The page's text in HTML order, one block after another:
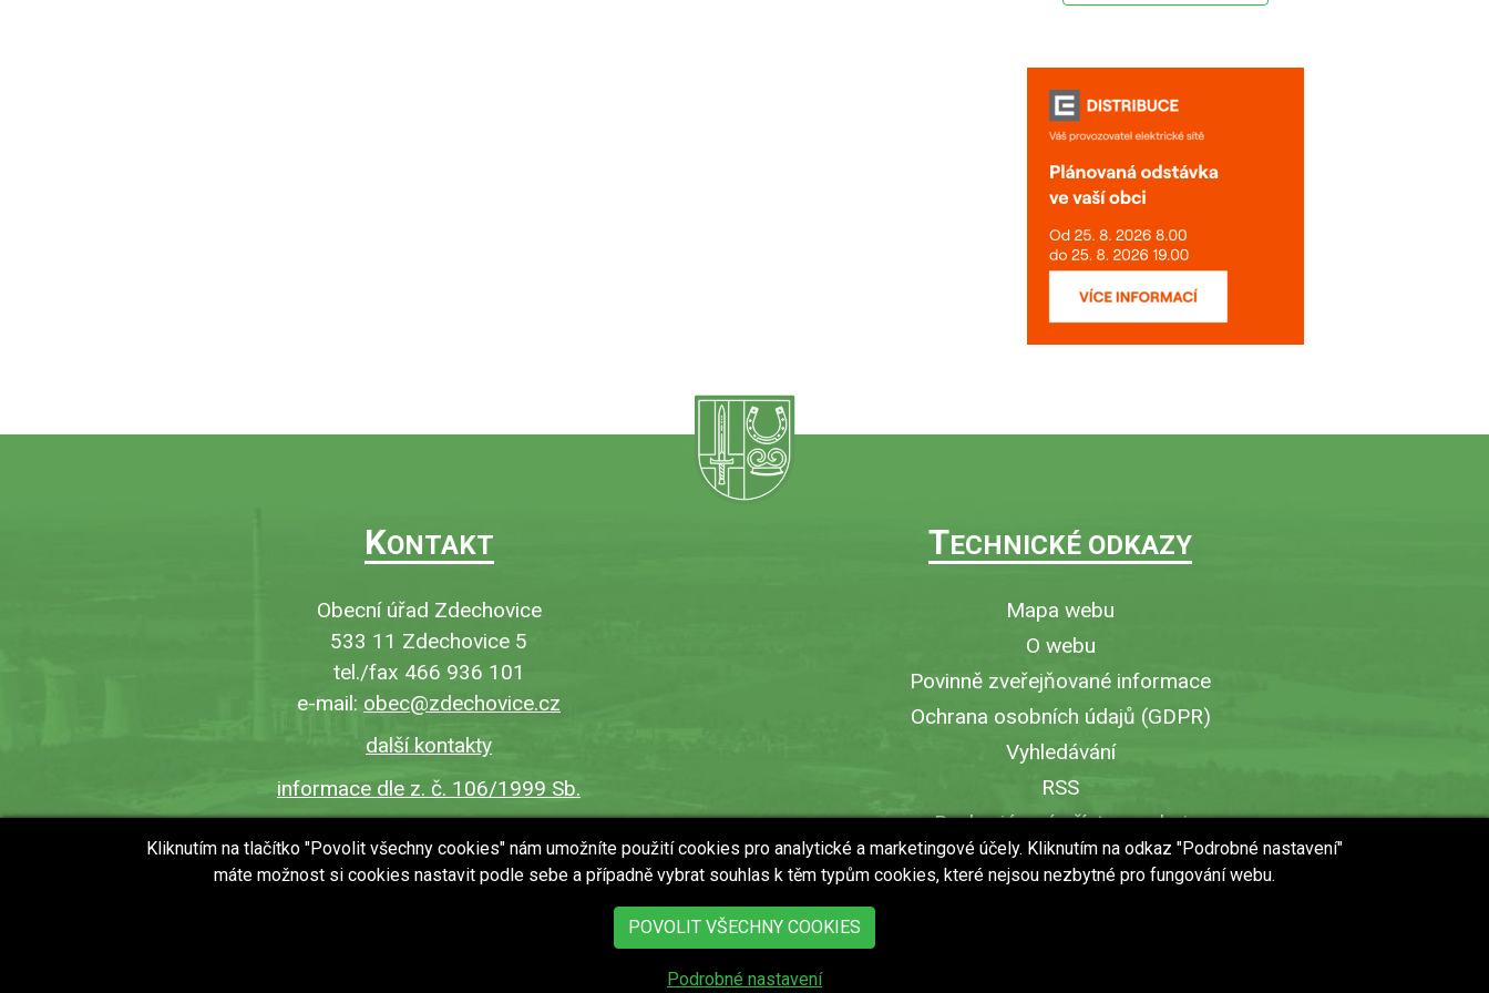
KONTAKT
Obecní úřad Zdechovice
533 11 Zdechovice 5
tel./fax 466 936 101
e-mail: obec@zdechovice.cz
další kontakty
informace dle z. č. 106/1999 Sb.
TECHNICKÉ ODKAZY
Mapa webu
O webu
Povinně zveřejňované informace
Ochrana osobních údajů (GDPR)
Vyhledávání
RSS
Bezbariérový přístup v obci
Vytisknout stránku
Kliknutím na tlačítko "Povolit všechny cookies" nám umožníte použití cookies pro analytické a marketingové účely. Kliknutím na odkaz "Podrobné nastavení"
máte možnost si cookies nastavit podle sebe a případně vybrat souhlas k těm typům cookies, které nejsou nezbytné pro fungování webu.
POVOLIT VŠECHNY COOKIES
Podrobné nastavení